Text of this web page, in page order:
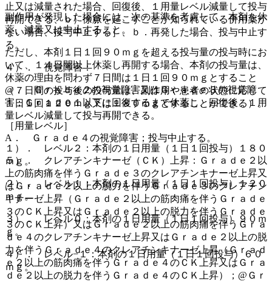
止又は減量された場合、回復後、１用量レベル減量して投与
再開できる、ｂ）徐脈を起こすことが知られている併用薬が
ない場合、投与中止する］、ｂ．再発した場合、投与中止す
る。
４）． 視覚障害：
@． Ｇｒａｄｅ２の視覚障害又はＧｒａｄｅ３の視覚障
害；Ｇｒａｄｅ１以下に回復するまで休薬し、回復後、１用
量レベル減量して投与再開できる。
A． Ｇｒａｄｅ４の視覚障害；投与中止する。
５）． クレアチンキナーゼ（ＣＫ）上昇：Ｇｒａｄｅ２以
上の筋肉痛を伴うＧｒａｄｅ３のクレアチンキナーゼ上昇又
はＧｒａｄｅ２以上の脱力を伴うＧｒａｄｅ３のクレアチン
キナーゼ上昇（Ｇｒａｄｅ２以上の筋肉痛を伴うＧｒａｄｅ
３のＣＫ上昇又はＧｒａｄｅ２以上の脱力を伴うＧｒａｄｅ
３のＣＫ上昇）又はＧｒａｄｅ２以上の筋肉痛を伴うＧｒａ
ｄｅ４のクレアチンキナーゼ上昇又はＧｒａｄｅ２以上の脱
力を伴うＧｒａｄｅ４のクレアチンキナーゼ上昇（Ｇｒａｄ
ｅ２以上の筋肉痛を伴うＧｒａｄｅ４のＣＫ上昇又はＧｒａ
ｄｅ２以上の脱力を伴うＧｒａｄｅ４のＣＫ上昇）；@Ｇｒ
副作用が発現した場合には、次の基準を考慮して、本剤を休
薬、減量又は中止すること。
ただし、本剤１日１回９０ｍｇを超える投与量の投与時にお
いて、１４日間以上休薬し再開する場合、本剤の投与量は、
休薬の理由を問わず７日間は１日１回９０ｍｇとすること
（７日間の投与後の投与量は、副作用や患者の状態に応じて
１日１回１２０ｍｇ又は１８０ｍｇとすることができる）。
［用量レベル］
１）． レベル２：本剤の１日用量（１日１回投与）１８０
ｍｇ。
２）． レベル１：本剤の１日用量（１日１回投与）１２０
ｍｇ。
３）． レベル０：本剤の１日用量（１日１回投与）９０ｍ
ｇ。
４）． レベル−１：本剤の１日用量（１日１回投与）６０
ｍｇ。